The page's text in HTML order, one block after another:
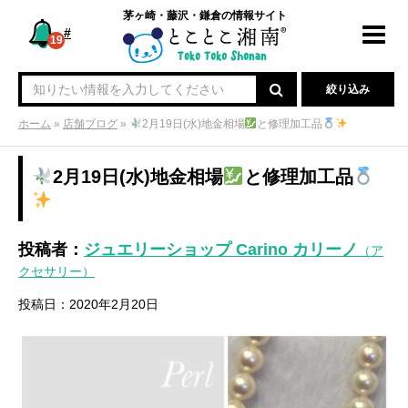
#
19
茅ヶ崎・藤沢・鎌倉の情報サイト
絞り込み
ホーム » 店舗ブログ » 2月19日(水)地金相場 と修理加工品
2月19日(水)地金相場 と修理加工品
投稿者： ジュエリーショップ Carino カリーノ
（ア
クセサリー）
投稿日：2020年2月20日